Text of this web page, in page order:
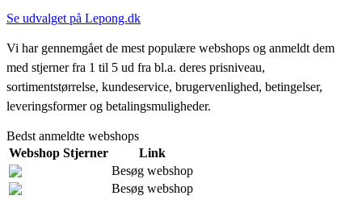
Se udvalget på Lepong.dk
Vi har gennemgået de mest populære webshops og anmeldt dem
med stjerner fra 1 til 5 ud fra bl.a. deres prisniveau,
sortimentstørrelse, kundeservice, brugervenlighed, betingelser,
leveringsformer og betalingsmuligheder.
Bedst anmeldte webshops
Webshop Stjerner
Link
Besøg webshop
Besøg webshop